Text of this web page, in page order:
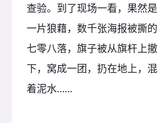
查验。到了现场一看，果然是
一片狼藉，数千张海报被撕的
七零八落，旗子被从旗杆上撤
下，窝成一团，扔在地上，混
着泥水……